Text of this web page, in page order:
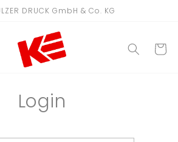
DRUCK GmbH & Co. KG
Login